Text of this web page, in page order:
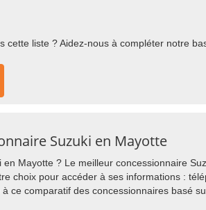
cette liste ? Aidez-nous à compléter notre
Suzuki en Mayotte
Mayotte ? Le meilleur concessionnaire
choix pour accéder à ses informations :
ce comparatif des concessionnaires basé